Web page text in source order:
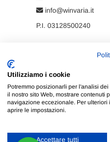
info@winvaria.it
P.I. 03128500240
Utilizziamo i cookie
Potremmo posizionarli per l'analisi
il nostro sito Web, mostrare contenuti
navigazione eccezionale. Per
aprire le impostazioni.
Accettare tutti